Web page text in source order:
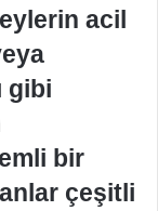
acil
gibi
bir
çeşitli